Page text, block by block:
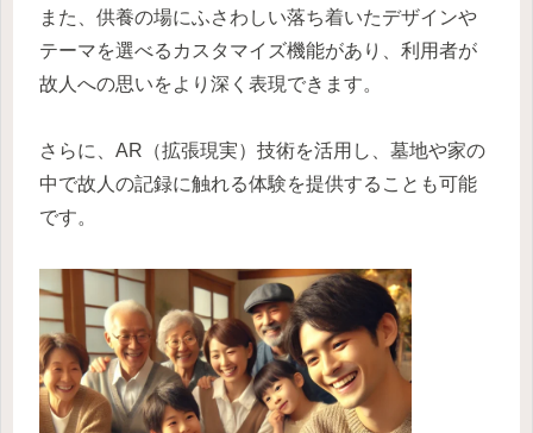
また、供養の場にふさわしい落ち着いたデザインや
テーマを選べるカスタマイズ機能があり、利用者が
故人への思いをより深く表現できます。
さらに、AR（拡張現実）技術を活用し、墓地や家の
中で故人の記録に触れる体験を提供することも可能
です。